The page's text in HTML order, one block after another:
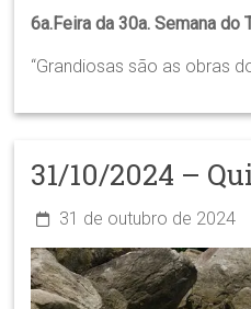
6a.Feira da 30a. Semana do
“Grandiosas são as obras
31/10/2024 –
31 de outubro de 2024